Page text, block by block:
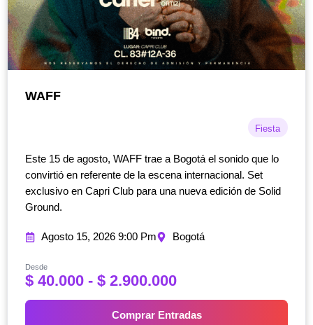
WAFF
Fiesta
Este 15 de agosto, WAFF trae a Bogotá el sonido que lo
convirtió en referente de la escena internacional. Set
exclusivo en Capri Club para una nueva edición de Solid
Ground.
Agosto 15, 2026 9:00 Pm Bogotá
Desde
$40.000 - $2.900.000R
n
Comprar Entradas